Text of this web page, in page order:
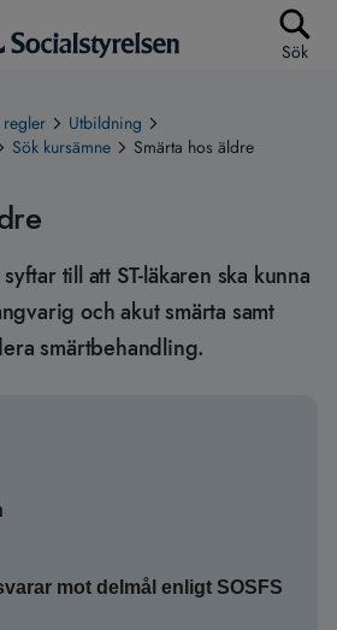
Sök
regler
Utbildning
Sök kursämne Smärta hos äldre
till att ST-läkaren ska kunna
och akut smärta samt
smärtbehandling.
mot delmål enligt SOSFS